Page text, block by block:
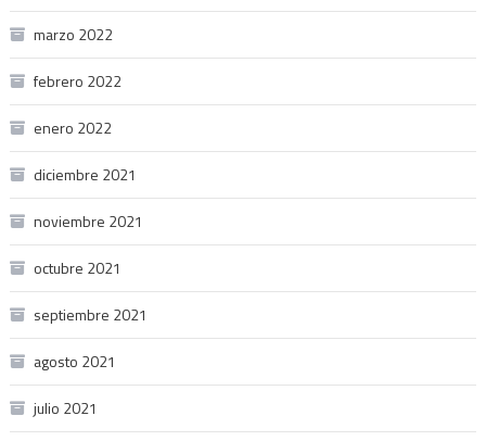
marzo 2022
febrero 2022
enero 2022
diciembre 2021
noviembre 2021
octubre 2021
septiembre 2021
agosto 2021
julio 2021